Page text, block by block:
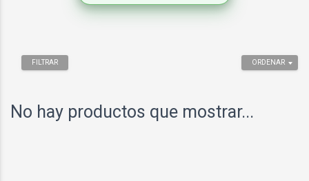
ORDENAR
FILTRAR
No hay productos que mostrar...